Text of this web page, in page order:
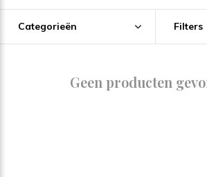
Categorieën Filters
Geen producten